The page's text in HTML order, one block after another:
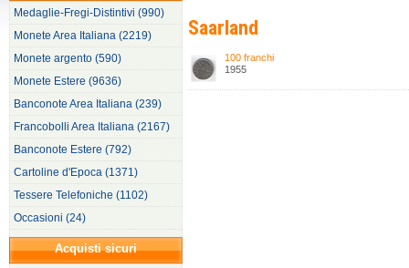
Medaglie-Fregi-Distintivi (990)
Monete Area Italiana (2219)
Monete argento (590)
Monete Estere (9636)
Banconote Area Italiana (239)
Francobolli Area Italiana (2167)
Banconote Estere (792)
Cartoline d'Epoca (1371)
Tessere Telefoniche (1102)
Occasioni (24)
Acquisti sicuri
Saarland
100 franchi
1955